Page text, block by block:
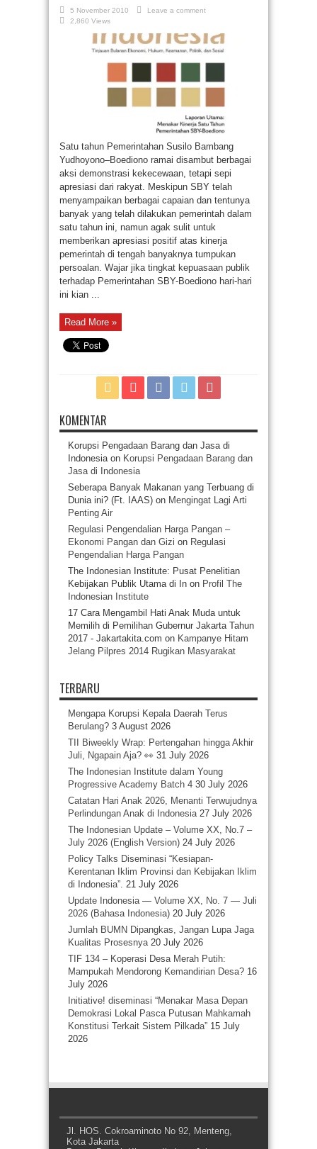
5 November 2010
Leave a comment
2,860 Views
Satu tahun Pemerintahan Susilo Bambang
Yudhoyono–Boediono ramai disambut berbagai
aksi demonstrasi kekecewaan, tetapi sepi
apresiasi dari rakyat. Meskipun SBY telah
menyampaikan berbagai capaian dan tentunya
banyak yang telah dilakukan pemerintah dalam
satu tahun ini, namun agak sulit untuk
memberikan apresiasi positif atas kinerja
pemerintah di tengah banyaknya tumpukan
persoalan. Wajar jika tingkat kepuasaan publik
terhadap Pemerintahan SBY-Boediono hari-hari
ini kian ...
Read More »
KOMENTAR
Korupsi Pengadaan Barang dan Jasa di
Indonesia on Korupsi Pengadaan Barang dan
Jasa di Indonesia
Seberapa Banyak Makanan yang Terbuang di
Dunia ini? (Ft. IAAS) on Mengingat Lagi Arti
Penting Air
Regulasi Pengendalian Harga Pangan –
Ekonomi Pangan dan Gizi on Regulasi
Pengendalian Harga Pangan
The Indonesian Institute: Pusat Penelitian
Kebijakan Publik Utama di In on Profil The
Indonesian Institute
17 Cara Mengambil Hati Anak Muda untuk
Memilih di Pemilihan Gubernur Jakarta Tahun
2017 - Jakartakita.com on Kampanye Hitam
Jelang Pilpres 2014 Rugikan Masyarakat
TERBARU
Mengapa Korupsi Kepala Daerah Terus
Berulang? 3 August 2026
TII Biweekly Wrap: Pertengahan hingga Akhir
Juli, Ngapain Aja? 👀 31 July 2026
The Indonesian Institute dalam Young
Progressive Academy Batch 4 30 July 2026
Catatan Hari Anak 2026, Menanti Terwujudnya
Perlindungan Anak di Indonesia 27 July 2026
The Indonesian Update – Volume XX, No.7 –
July 2026 (English Version) 24 July 2026
Policy Talks Diseminasi “Kesiapan-
Kerentanan Iklim Provinsi dan Kebijakan Iklim
di Indonesia”. 21 July 2026
Update Indonesia — Volume XX, No. 7 — Juli
2026 (Bahasa Indonesia) 20 July 2026
Jumlah BUMN Dipangkas, Jangan Lupa Jaga
Kualitas Prosesnya 20 July 2026
TIF 134 – Koperasi Desa Merah Putih:
Mampukah Mendorong Kemandirian Desa? 16
July 2026
Initiative! diseminasi “Menakar Masa Depan
Demokrasi Lokal Pasca Putusan Mahkamah
Konstitusi Terkait Sistem Pilkada” 15 July
2026
Jl. HOS. Cokroaminoto No 92, Menteng,
Kota Jakarta